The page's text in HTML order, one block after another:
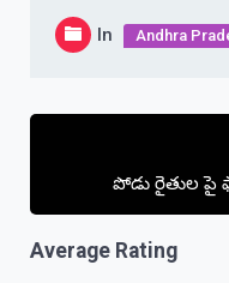
In Andhra
Post
పోడు రైతుల పై
Average Rating